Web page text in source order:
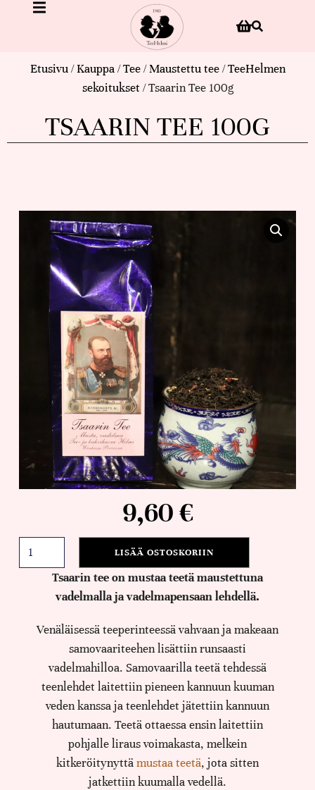
Etusivu/Kauppa/Tee/Maustettu tee/TeeHelmen
sekoitukset / Tsaarin Tee 100g
TSAARIN TEE 100G
9,60€
LISÄÄ OSTOSKORIIN
Tsaarin tee on mustaa teetä maustettuna
vadelmalla ja vadelmapensaan lehdellä.
Venäläisessä teeperinteessä vahvaan ja makeaan
samovaariteehen lisättiin runsaasti
vadelmahilloa. Samovaarilla teetä tehdessä
teenlehdet laitettiin pieneen kannuun kuuman
veden kanssa ja teenlehdet jätettiin kannuun
hautumaan. Teetä ottaessa ensin laitettiin
pohjalle liraus voimakasta, melkein
kitkeröitynyttämustaa teetä, jota sitten
jatkettiin kuumalla vedellä.